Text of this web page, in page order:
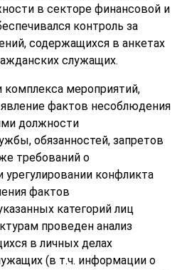
в секторе финансовой и
контроль за
содержащихся в анкетах
служащих.
комплекса мероприятий,
фактов несоблюдения
должности
обязанностей, запретов
требований о
конфликта
фактов
категорий лиц
проведен анализ
в личных делах
(в т.ч. информации о